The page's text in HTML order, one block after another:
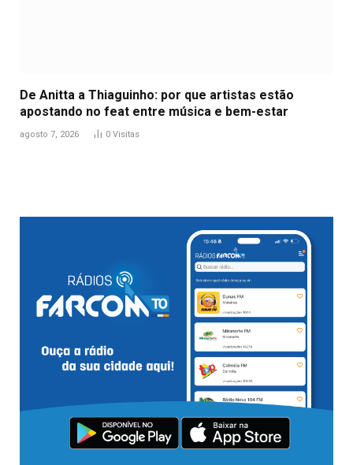
De Anitta a Thiaguinho: por que artistas estão
apostando no feat entre música e bem-estar
agosto 7, 2026 0 Visitas